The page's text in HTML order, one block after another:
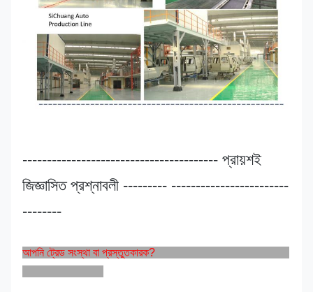
---------------------------------------- প্রায়শই
জিজ্ঞাসিত প্রশ্নাবলী --------- ------------------------
--------
আপনি ট্রেড সংস্থা বা প্রস্তুতকারক?